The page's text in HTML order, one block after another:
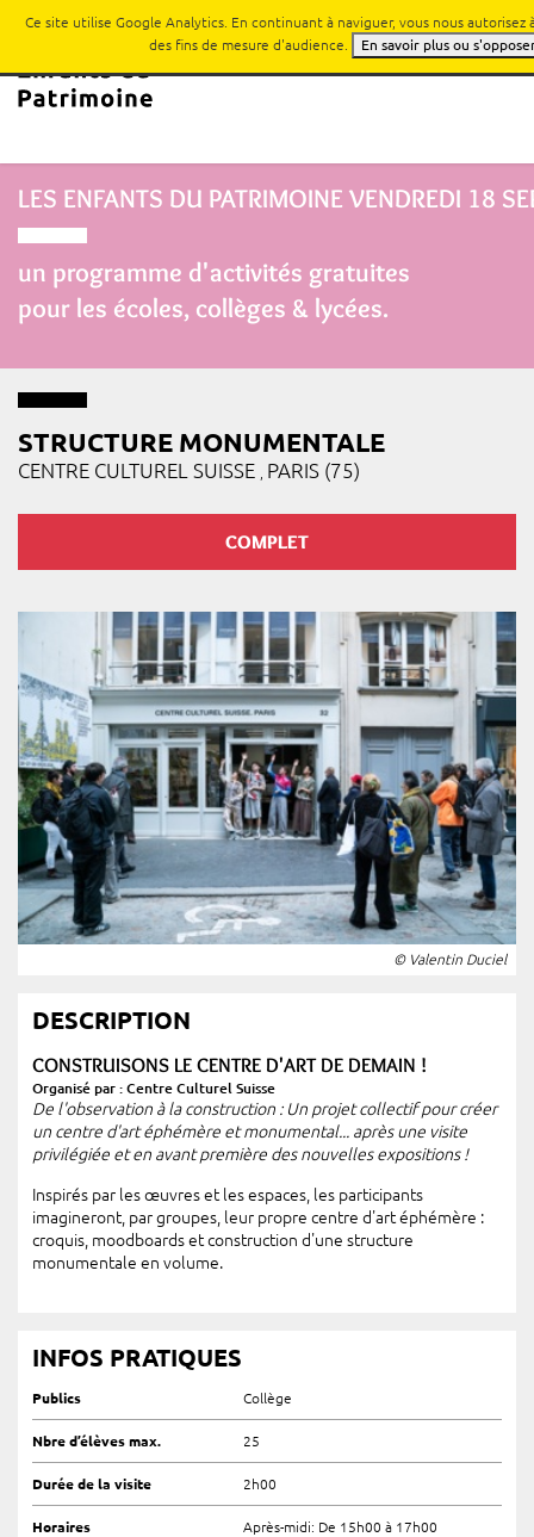
LES ENFANTS DU PATRIMOINE VENDREDI 18
un programme d'activités gratuites
pour les écoles, collèges & lycées.
STRUCTURE MONUMENTALE
CENTRE CULTUREL SUISSE PARIS (75)
COMPLET
© Valentin Duciel
DESCRIPTION
CONSTRUISONS LE CENTRE D'ART DE DEMAIN !
Organisé par : Centre Culturel Suisse
De l'observation à la construction : Un projet collectif pour créer
un centre d'art éphémère et monumental... après une visite
privilégiée et en avant première des nouvelles expositions !
Inspirés par les œuvres et les espaces, les participants
imagineront, par groupes, leur propre centre d'art éphémère :
croquis, moodboards et construction d'une structure
monumentale en volume.
INFOS PRATIQUES
Publics Collège
Nbre d’élèves max. 25
Durée de la visite 2h00
Horaires Après-midi: De 15h00 à 17h00
Ce site utilise Google Analytics. En continuant à naviguer, vous nous autorisez
des fins de mesure d'audience.
En savoir plus ou